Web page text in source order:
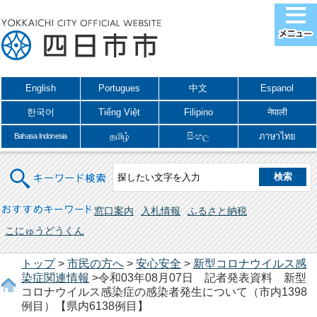
English Portugues 中文 Espanol
한국어 Tiếng Việt Filipino नेपाली
Bahasa Indonesia தமிழ் සිංහල ภาษาไทย
キーワード検索
おすすめキーワード 窓口案内 入札情報
ふるさと納税
こにゅうどうくん
トップ> 市民の方へ > 安心安全 > 新型コロナウイルス感
染症関連情報 >令和03年08月07日 記者発表資料 新型
コロナウイルス感染症の感染者発生について（市内1398
例目）【県内6138例目】